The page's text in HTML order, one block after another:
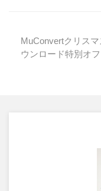
MuConvertクリス
ウンロード特別オフ